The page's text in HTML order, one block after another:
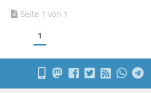
Seite 1 von 1
1